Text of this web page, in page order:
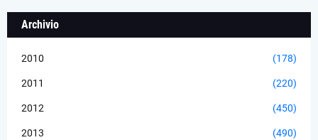
Archivio
2010 (178)
2011 (220)
2012 (450)
2013 (490)